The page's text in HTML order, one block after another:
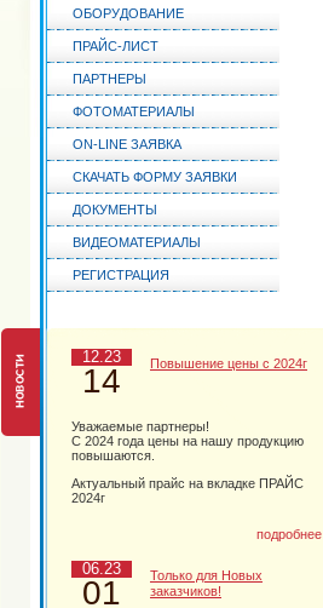
ОБОРУДОВАНИЕ
ПРАЙС-ЛИСТ
ПАРТНЕРЫ
ФОТОМАТЕРИАЛЫ
ON-LINE ЗАЯВКА
СКАЧАТЬ ФОРМУ ЗАЯВКИ
ДОКУМЕНТЫ
ВИДЕОМАТЕРИАЛЫ
РЕГИСТРАЦИЯ
12.23
14 Повышение цены с 2024г
Уважаемые партнеры!
С 2024 года цены на нашу продукцию
повышаются.
Актуальный прайс на вкладке ПРАЙС
2024г
подробнее
06.23
01
Только для Новых
заказчиков!